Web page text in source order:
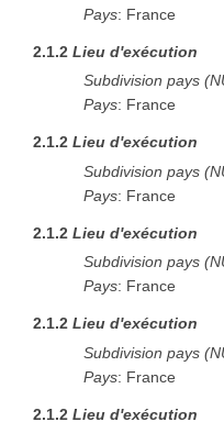
Pays: France
2.1.2Lieu d'exécution
Subdivision pays
Pays: France
2.1.2Lieu d'exécution
Subdivision pays
Pays: France
2.1.2Lieu d'exécution
Subdivision pays
Pays: France
2.1.2Lieu d'exécution
Subdivision pays
Pays: France
2.1.2Lieu d'exécution